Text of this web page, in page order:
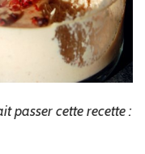
passer cette recette :